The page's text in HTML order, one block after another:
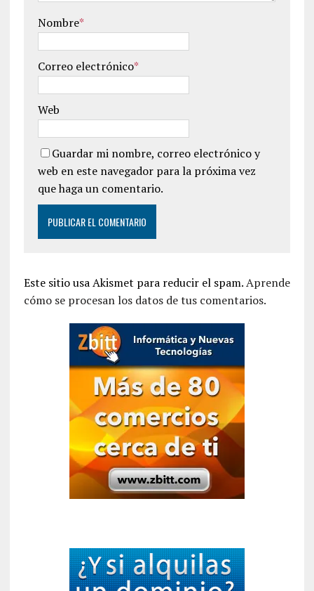
Nombre*
Correo electrónico*
Web
Guardar mi nombre, correo electrónico y
web en este navegador para la próxima vez
que haga un comentario.
Este sitio usa Akismet para reducir el spam.Aprende
cómo se procesan los datos de tus comentarios.